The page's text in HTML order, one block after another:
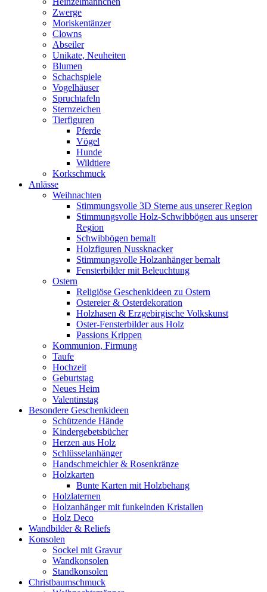
Zwerge
Moriskentänzer
Clowns
Abseiler
Unikate, Neuheiten
Blumen
Schachspiele
Vogelhäuser
Spruchtafeln
Sternzeichen
Tierfiguren
Pferde
Vögel
Hunde
Wildtiere
Korkschmuck
Anlässe
Weihnachten
Stimmungsvolle 3D Sterne aus unserer Region
Stimmungsvolle Holz-Schwibbögen aus unserer
Region
Schwibbögen bemalt
Holzfiguren Nussknacker
Stimmungsvolle Holzanhänger bemalt
Fensterbilder mit Beleuchtung
Ostern
Religiöse Geschenkideen zu Ostern
Ostereier & Osterdekoration
Holzhasen & Erzgebirgische Volkskunst
Oster-Fensterbilder aus Holz
Passions Krippen
Kommunion, Firmung
Taufe
Hochzeit
Geburtstag
Neues Heim
Valentinstag
Besondere Geschenkideen
Schützende Hände
Kindergebetsbücher
Herzen aus Holz
Schlüsselanhänger
Handschmeichler & Rosenkränze
Holzkarten
Bunte Karten mit Holzbehang
Holzlaternen
Holzanhänger mit funkelnden Kristallen
Holz Deco
Wandbilder & Reliefs
Konsolen
Sockel mit Gravur
Wandkonsolen
Standkonsolen
Christbaumschmuck